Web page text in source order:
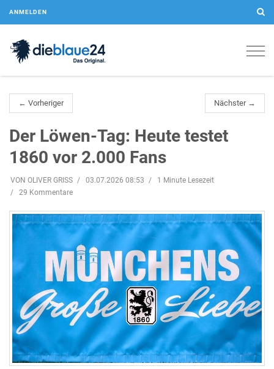
ANMELDEN
← Vorheriger Nächster →
Der Löwen-Tag: Heute testet
1860 vor 2.000 Fans
VON OLIVER GRISS 03.07.2026 08:53
1 Minute Lesezeit
29 Kommentare